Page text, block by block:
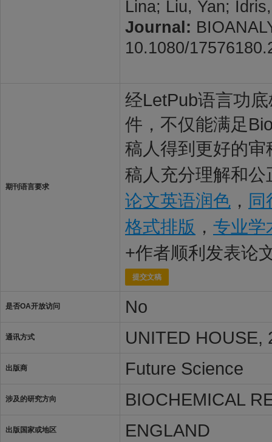
Lina; Liu, Yan;
Journal:
10.1080/
期刊语言要求
经LetPub语言功
件，不仅能满足
稿人得到更好的
稿人充分理解和
论文英语润色 ， 同
格式排版 ， 专业学
+作者顺利发表论
提交文稿
是否OA开放访问 No
通讯方式 UNITED HOUSE,
出版商 Future Science
涉及的研究方向 BIOCHEMICAL
出版国家或地区 ENGLAND